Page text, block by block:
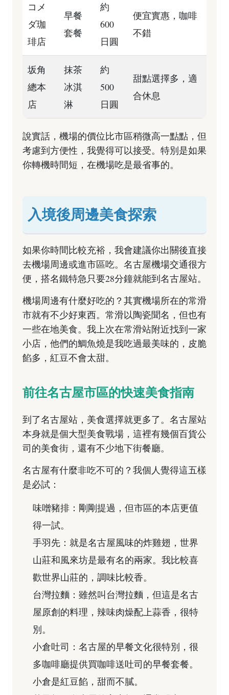
コメ
ダ珈
琲店
早餐
套餐
約
600
日圓
便宜實惠，咖啡
不錯
坂角
總本
店
抹茶
冰淇
淋
約
500
日圓
甜點選擇多，適
合休息
說實話，機場的價位比市區稍微高一點點，但
考慮到方便性，我覺得可以接受。特別是如果
你轉機時間短，在機場吃是最省事的。
入境後周邊美食探索
如果你時間比較充裕，我會建議你出關後直接
去機場周邊或進市區吃。名古屋機場交通很方
便，搭名鐵特急只要28分鐘就能到名古屋站。
機場周邊有什麼好吃的？其實機場所在的常滑
市就有不少好東西。常滑以陶瓷聞名，但也有
一些在地美食。我上次在常滑站附近找到一家
小店，他們的鯛魚燒是我吃過最美味的，皮脆
餡多，紅豆不會太甜。
前往名古屋市區的快速美食指南
到了名古屋站，美食選擇就更多了。名古屋站
本身就是個大型美食戰場，這裡有幾個百貨公
司的美食街，還有不少地下街餐廳。
名古屋有什麼非吃不可的？我個人覺得這五樣
是必試：
味噌豬排：剛剛提過，但市區的本店更值
得一試。
手羽先：就是名古屋風味的炸雞翅，世界
山莊和風來坊是最有名的兩家。我比較喜
歡世界山莊的，調味比較香。
台灣拉麵：雖然叫台灣拉麵，但這是名古
屋原創的料理，辣味肉燥配上蒜香，很特
別。
小倉吐司：名古屋的早餐文化很特別，很
多咖啡廳提供買咖啡送吐司的早餐套餐。
小倉是紅豆餡，甜而不膩。